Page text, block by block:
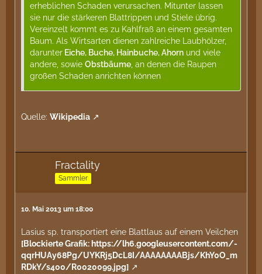
erheblichen Schaden verursachen. Mitunter lassen
sie nur die stärkeren Blattrippen und Stiele übrig.
Vereinzelt kommt es zu Kahlfraß an einem gesamten
Baum. Als Wirtsarten dienen zahlreiche Laubhölzer,
darunter Eiche, Buche, Hainbuche, Ahorn und viele
andere, sowie Obstbäume , an denen die Raupen
großen Schaden anrichten können
Quelle: Wikipedia
Fractality
Sammler
10. Mai 2013 um 18:00
Lasius sp. transportiert eine Blattlaus auf einem Veilchen
[Blockierte Grafik: https://lh6.googleusercontent.com/-
qqrHUAy68Pg/UYKRj5DcL8I/AAAAAAAABjs/KhY0O_m
RDkY/s400/R0020099.jpg]